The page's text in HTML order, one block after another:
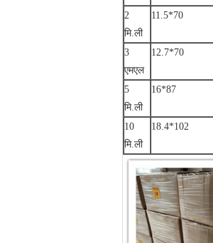
2
मि.ली
11.5*70
3
एमएल
12.7*70
5
मि.ली
16*87
10
मि.ली
18.4*102